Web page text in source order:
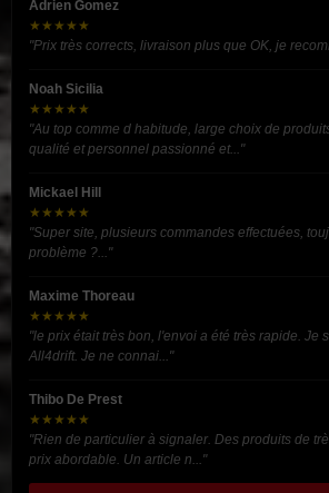
Adrien Gomez
★★★★★
"Prix très corrects, livraison plus que OK, je
Noah Sicilia
★★★★★
"Au top comme d habitude, large choix de
qualité et personnel passionné et..."
Mickael Hill
★★★★★
"Super site, plusieurs commandes effectuées,
problème ?..."
Maxime Thoreau
★★★★★
"le prix était très bon, l'envoi a été très rapide. Je
All4drift. Je ne connai..."
Thibo De Prest
★★★★★
"Rien de particulier à signaler. Des produits de
prix abordable. Un article n..."